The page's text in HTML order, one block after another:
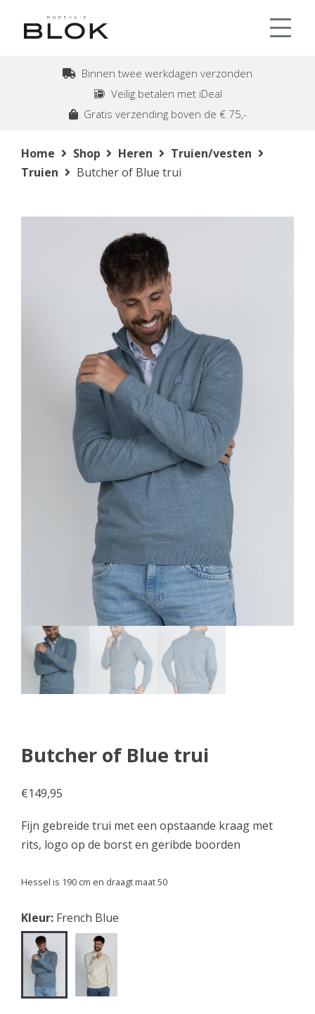
Binnen twee werkdagen verzonden
Veilig betalen met iDeal
Gratis verzending boven de € 75,-
Home Shop Heren
Truien/vesten
Truien
Butcher of Blue trui
Butcher of Blue trui
€149,95
Fijn gebreide trui met een opstaande kraag met
rits, logo op de borst en geribde boorden
Hessel is 190 cm en draagt maat 50
Kleur: French Blue